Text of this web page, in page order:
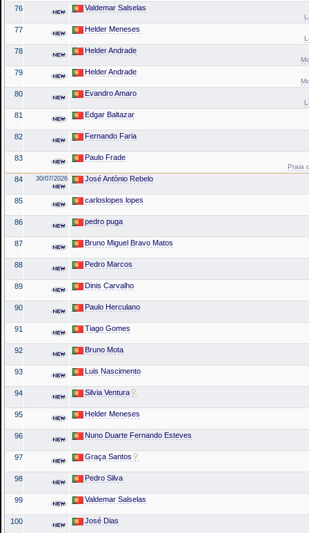
76 Valdemar Salselas
77 Helder Meneses
78 Helder Andrade
79 Helder Andrade
80 Evandro Amaro
81 Edgar Baltazar
82 Fernando Faria
83 Paulo Frade
Praia
84 30/07/2026 José António Rebelo
85 carloslopes lopes
86 pedro puga
87 Bruno Miguel Bravo Matos
88 Pedro Marcos
89 Dinis Carvalho
90 Paulo Herculano
91 Tiago Gomes
92 Bruno Mota
93 Luis Nascimento
94 Silvia Ventura
95 Helder Meneses
96 Nuno Duarte Fernando Esteves
97 Graça Santos
98 Pedro Silva
99 Valdemar Salselas
100 José Dias